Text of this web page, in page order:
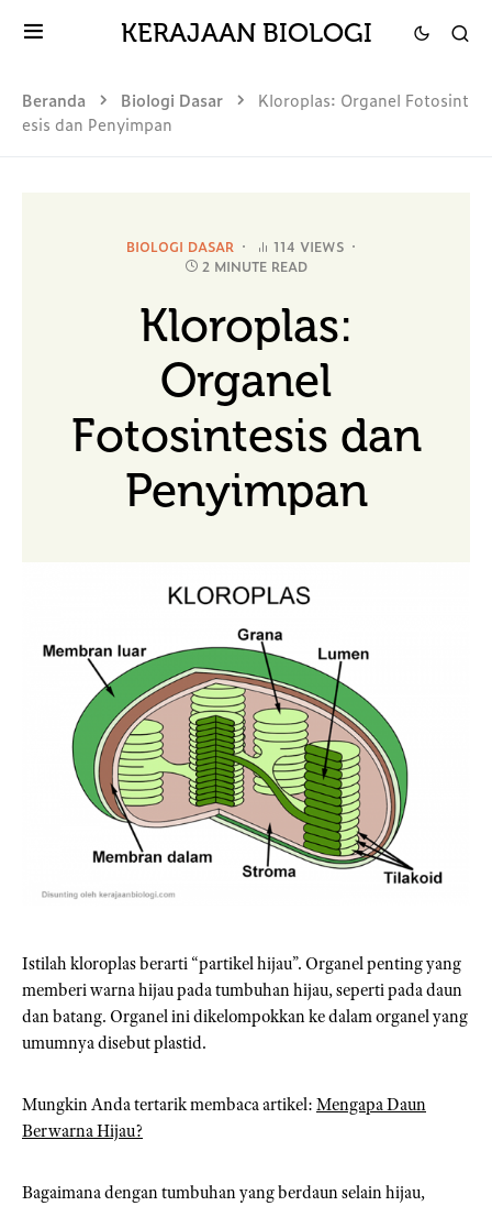
KERAJAAN BIOLOGI
Beranda Biologi Dasar
Kloroplas: Organel Fotosint
esis dan Penyimpan
BIOLOGI DASAR
114 VIEWS
2 MINUTE READ
Kloroplas:
Organel
Fotosintesis dan
Penyimpan
Istilah kloroplas berarti “partikel hijau”. Organel penting yang
memberi warna hijau pada tumbuhan hijau, seperti pada daun
dan batang. Organel ini dikelompokkan ke dalam organel yang
umumnya disebut plastid.
Mungkin Anda tertarik membaca artikel: Mengapa Daun
Berwarna Hijau?
Bagaimana dengan tumbuhan yang berdaun selain hijau,